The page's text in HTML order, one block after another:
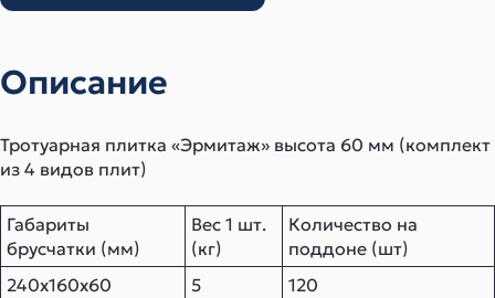
Описание
Тротуарная плитка «Эрмитаж» высота 60 мм (комплект
из 4 видов плит)
Габариты
брусчатки (мм)
Вес 1 шт.
(кг)
Количество на
поддоне (шт)
240х160х60
5
120